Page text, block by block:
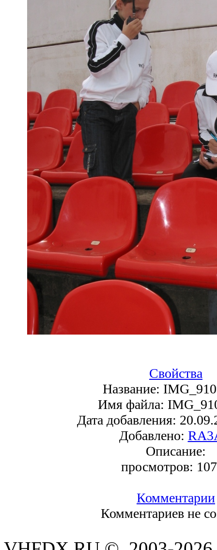
Свойства
Название:
Имя файла:
Дата добавления:
Добавлено:
Описание:
просмотров:
Комментарии
Комментариев не